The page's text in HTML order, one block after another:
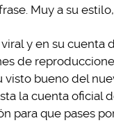
Muy a su
y en su cuenta
de
visto bueno del
la cuenta
para que pases